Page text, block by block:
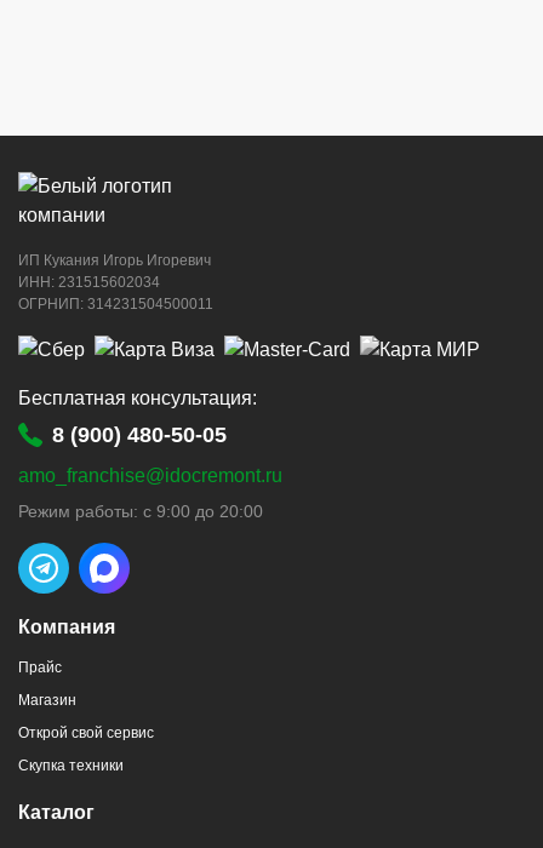
ИП Кукания Игорь Игоревич
ИНН: 231515602034
ОГРНИП: 314231504500011
Компания
Прайс
Магазин
Открой свой сервис
Скупка техники
Каталог
Бесплатная консультация:
8 (900) 480-50-05
amo_franchise@idocremont.ru
Режим работы: с 9:00 до 20:00